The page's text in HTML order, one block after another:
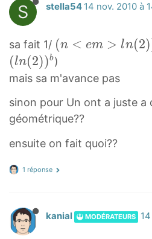
S stella54 14 nov. 2010 à
sa fait 1/ (
n
<
m
>
l
(
)
(n < em > ln(2)
(ln(2))b)
mais sa m'avance pas
sinon pour Un ont a juste a
géométrique??
ensuite on fait quoi??
1 réponse
kanial MODÉRATEURS